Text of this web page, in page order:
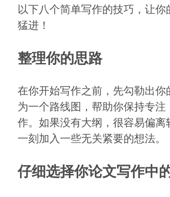
以下八个简单写作的技巧，让
猛进！
整理你的思路
在你开始写作之前，先勾勒出你
为一个路线图，帮助你保持专注
作。如果没有大纲，很容易偏离
一刻加入一些无关紧要的想法。
仔细选择你论文写作中